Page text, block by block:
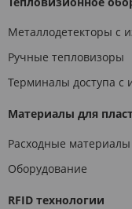
Металлодетекторы с
Ручные тепловизоры
Терминалы доступа с
Материалы для
Расходные материалы
Оборудование
RFID технологии